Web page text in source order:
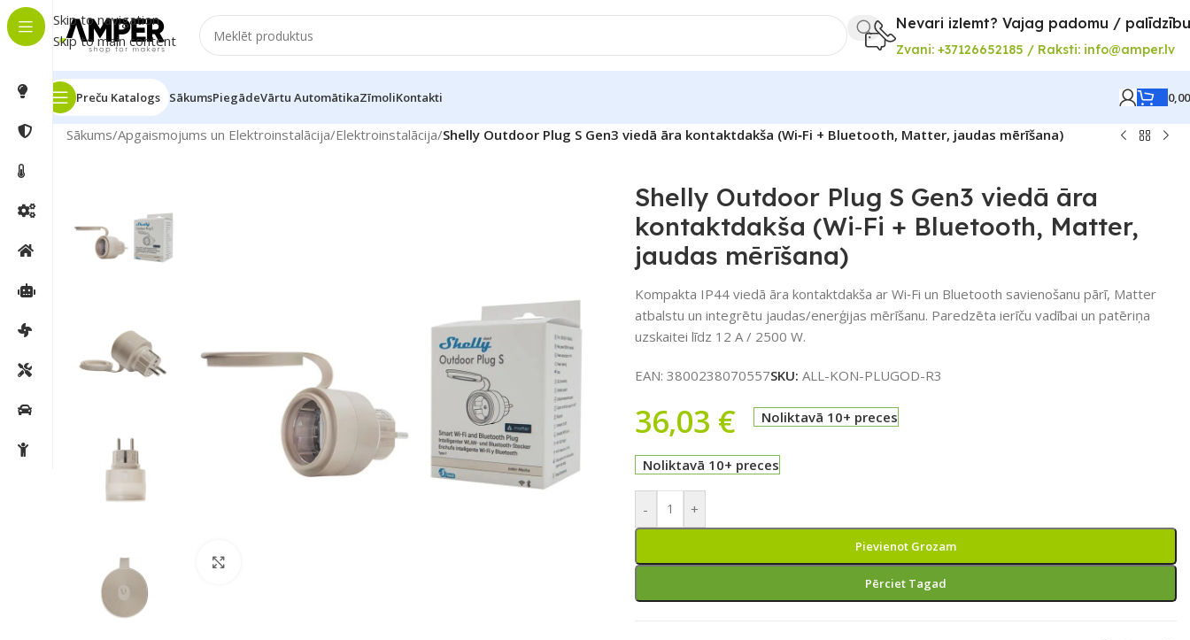
Skip to navigation
Skip to main content
Nevari izlemt? Vajag padomu /
Zvani: +37126652185 / Raksti: info@amper.lv
Preču Katalogs SākumsPiegādeVārtu AutomātikaZīmoliKontakti
Sākums/Apgaismojums un Elektroinstalācija/Elektroinstalācija/Shelly Outdoor Plug S Gen3 viedā āra kontaktdakša (Wi‑Fi + Bluetooth, Matter, jaudas mērīšana)
Shelly Outdoor Plug S Gen3 viedā āra
kontaktdakša (Wi‑Fi + Bluetooth, Matter,
jaudas mērīšana)
Kompakta IP44 viedā āra kontaktdakša ar Wi‑Fi un Bluetooth savienošanu pārī, Matter
atbalstu un integrētu jaudas/enerģijas mērīšanu. Paredzēta ierīču vadībai un patēriņa
uzskaitei līdz 12 A / 2500 W.
EAN: 3800238070557SKU: ALL-KON-PLUGOD-R3
36,03 € Noliktavā 10+ preces
Noliktavā 10+ preces
- +
Pievienot Grozam
Pērciet Tagad